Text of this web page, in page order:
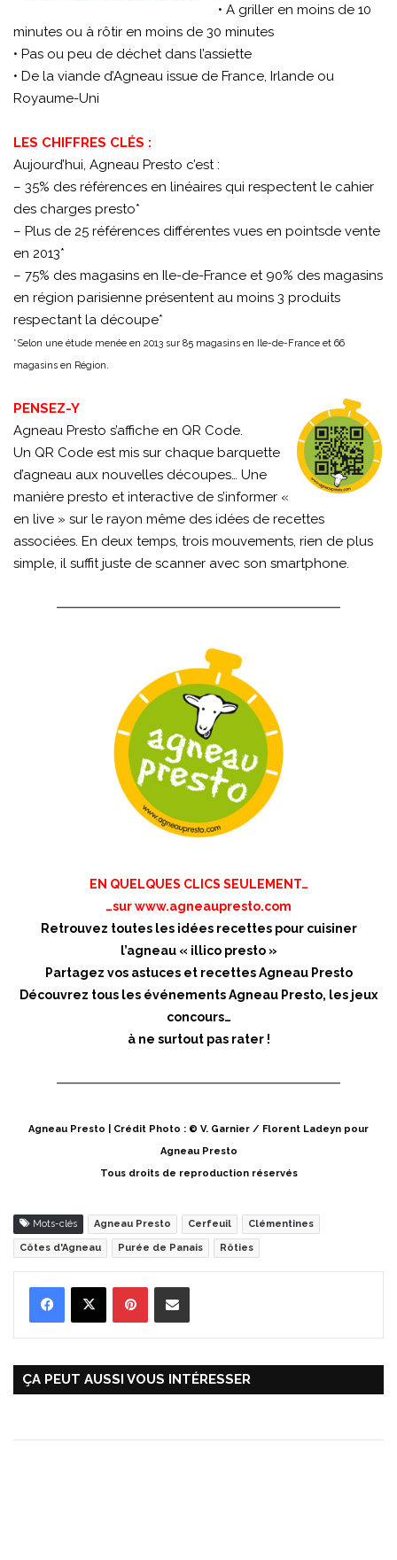
• A griller en moins de 10
minutes ou à rôtir en moins de 30 minutes
• Pas ou peu de déchet dans l’assiette
• De la viande d’Agneau issue de France, Irlande ou
Royaume-Uni
LES CHIFFRES CLÉS :
Aujourd’hui, Agneau Presto c’est :
– 35% des références en linéaires qui respectent le cahier
des charges presto*
– Plus de 25 références différentes vues en pointsde vente
en 2013*
– 75% des magasins en Ile-de-France et 90% des magasins
en région parisienne présentent au moins 3 produits
respectant la découpe*
*Selon une étude menée en 2013 sur 85 magasins en Ile-de-France et 66
magasins en Région.
PENSEZ-Y
Agneau Presto s’affiche en QR Code.
Un QR Code est mis sur chaque barquette
d’agneau aux nouvelles découpes… Une
manière presto et interactive de s’informer «
en live » sur le rayon même des idées de recettes
associées. En deux temps, trois mouvements, rien de plus
simple, il suffit juste de scanner avec son smartphone.
EN QUELQUES CLICS SEULEMENT…
…surwww.agneaupresto.com
Retrouvez toutes les idées recettes pour cuisiner
l’agneau « illico presto »
Partagez vos astuces et recettes Agneau Presto
Découvrez tous les événements Agneau Presto, les jeux
concours…
à ne surtout pas rater !
Agneau Presto | Crédit Photo : © V. Garnier / Florent Ladeyn pour
Agneau Presto
Tous droits de reproduction réservés
Mots-clés Agneau Presto Cerfeuil Clémentines
Côtes d'Agneau Purée de Panais Rôties
ÇA PEUT AUSSI VOUS INTÉRESSER